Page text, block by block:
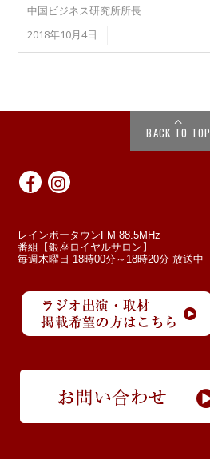
中国ビジネス研究所所長
2018年10月4日
BACK TO TOP
レインボータウンFM 88.5MHz
番組【銀座ロイヤルサロン】
毎週木曜日 18時00分～18時20分 放送中